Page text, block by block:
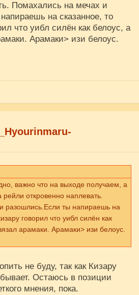
Помахались на мечах и
на сказанное, то
что уибл силён как белоус, а
Арамаки> изи белоус.
важно что на выходе получаем, а
рейли откровенно наплевать.
разошлись.Если ты напираешь на
говорил что уибл силён как
арамаки. Арамаки> изи белоус.
не буду, так как Кизару
Остаюсь в позиции
мнения, пока.